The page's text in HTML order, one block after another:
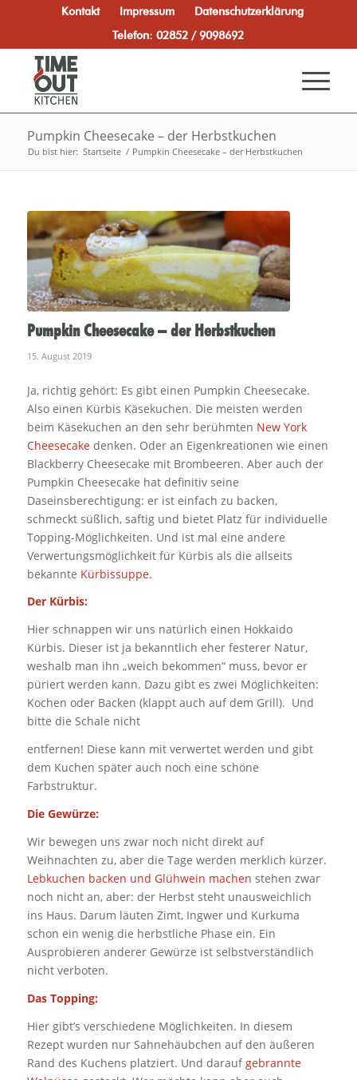
Kontakt Impressum
Datenschutzerklärung
Telefon: 02852 / 9098692
Pumpkin Cheesecake – der Herbstkuchen
Du bist hier: Startseite / Pumpkin Cheesecake – der Herbstkuchen
Pumpkin Cheesecake – der Herbstkuchen
15. August 2019
Ja, richtig gehört: Es gibt einen Pumpkin Cheesecake.
Also einen Kürbis Käsekuchen. Die meisten werden
beim Käsekuchen an den sehr berühmten New York
Cheesecakedenken. Oder an Eigenkreationen wie einen
Blackberry Cheesecake mit Brombeeren. Aber auch der
Pumpkin Cheesecake hat definitiv seine
Daseinsberechtigung: er ist einfach zu backen,
schmeckt süßlich, saftig und bietet Platz für individuelle
Topping-Möglichkeiten. Und ist mal eine andere
Verwertungsmöglichkeit für Kürbis als die allseits
bekannte Kürbissuppe.
Der Kürbis:
Hier schnappen wir uns natürlich einen Hokkaido
Kürbis. Dieser ist ja bekanntlich eher festerer Natur,
weshalb man ihn „weich bekommen“ muss, bevor er
püriert werden kann. Dazu gibt es zwei Möglichkeiten:
Kochen oder Backen (klappt auch auf dem Grill). Und
bitte die Schale nicht
entfernen! Diese kann mit verwertet werden und gibt
dem Kuchen später auch noch eine schöne
Farbstruktur.
Die Gewürze:
Wir bewegen uns zwar noch nicht direkt auf
Weihnachten zu, aber die Tage werden merklich kürzer.
Lebkuchen backen und Glühwein machen stehen zwar
noch nicht an, aber: der Herbst steht unausweichlich
ins Haus. Darum läuten Zimt, Ingwer und Kurkuma
schon ein wenig die herbstliche Phase ein. Ein
Ausprobieren anderer Gewürze ist selbstverständlich
nicht verboten.
Das Topping:
Hier gibt’s verschiedene Möglichkeiten. In diesem
Rezept wurden nur Sahnehäubchen auf den äußeren
Rand des Kuchens platziert. Und darauf gebrannte